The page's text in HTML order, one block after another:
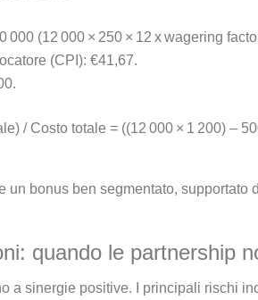
000 (12 000 × 250 × 12 x wagering
(CPI): €41,67.
/ Costo totale = ((12 000 × 1 200) –
un bonus ben segmentato,
quando le partnership
a sinergie positive. I principali rischi